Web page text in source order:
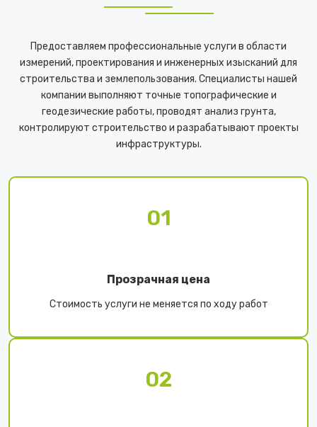
Предоставляем профессиональные услуги в области
измерений, проектирования и инженерных изысканий для
строительства и землепользования. Специалисты нашей
компании выполняют точные топографические и
геодезические работы, проводят анализ грунта,
контролируют строительство и разрабатывают проекты
инфраструктуры.
01
Прозрачная цена
Стоимость услуги не меняется по ходу работ
02